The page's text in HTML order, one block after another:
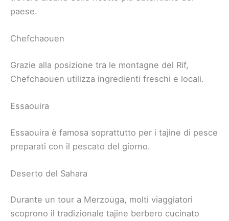
paese.
Chefchaouen
Grazie alla posizione tra le montagne del Rif,
Chefchaouen utilizza ingredienti freschi e locali.
Essaouira
Essaouira è famosa soprattutto per i tajine di pesce
preparati con il pescato del giorno.
Deserto del Sahara
Durante un tour a Merzouga, molti viaggiatori
scoprono il tradizionale tajine berbero cucinato